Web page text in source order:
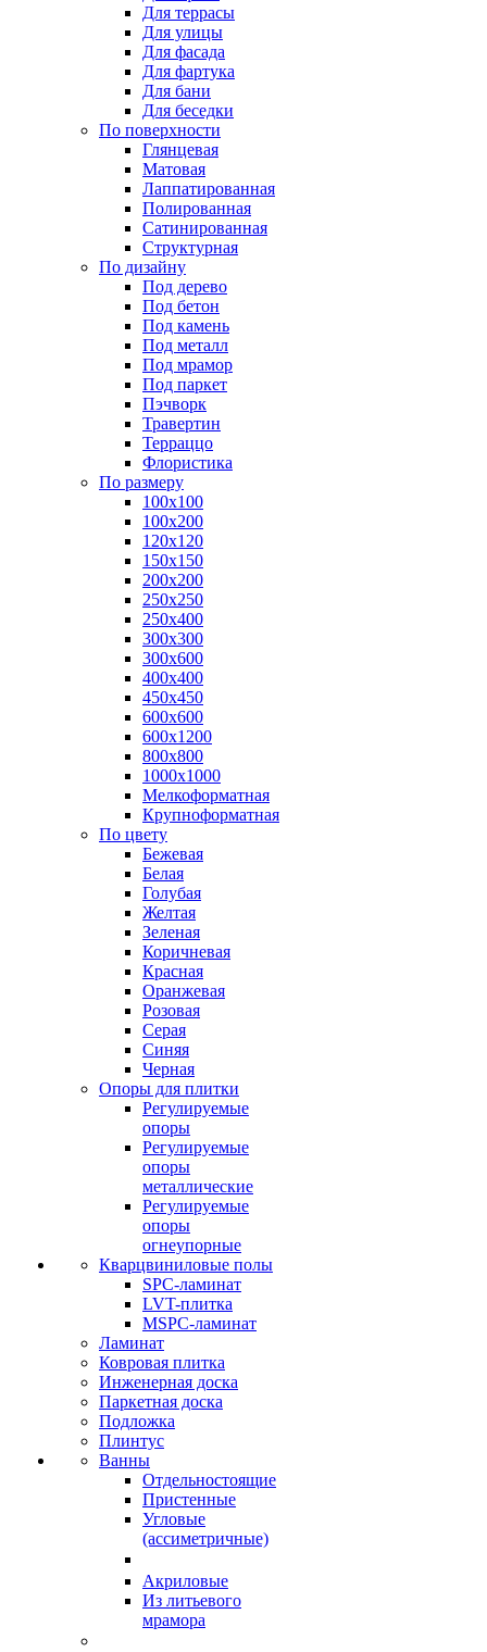
Для террасы
Для улицы
Для фасада
Для фартука
Для бани
Для беседки
По поверхности
Глянцевая
Матовая
Лаппатированная
Полированная
Сатинированная
Структурная
По дизайну
Под дерево
Под бетон
Под камень
Под металл
Под мрамор
Под паркет
Пэчворк
Травертин
Терраццо
Флористика
По размеру
100х100
100х200
120х120
150х150
200х200
250х250
250х400
300х300
300х600
400х400
450х450
600х600
600х1200
800х800
1000х1000
Мелкоформатная
Крупноформатная
По цвету
Бежевая
Белая
Голубая
Желтая
Зеленая
Коричневая
Красная
Оранжевая
Розовая
Серая
Синяя
Черная
Опоры для плитки
Регулируемые
опоры
Регулируемые
опоры
металлические
Регулируемые
опоры
огнеупорные
Кварцвиниловые полы
SPC-ламинат
LVT-плитка
MSPC-ламинат
Ламинат
Ковровая плитка
Инженерная доска
Паркетная доска
Подложка
Плинтус
Ванны
Отдельностоящие
Пристенные
Угловые
(ассиметричные)
Акриловые
Из литьевого
мрамора